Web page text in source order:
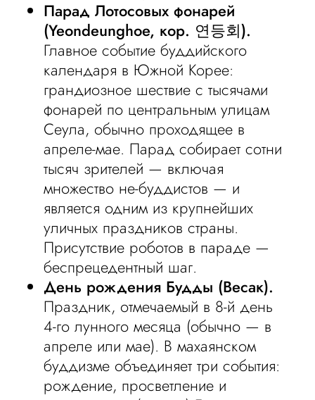
Парад Лотосовых фонарей
(Yeondeunghoe, кор. 연등회).
Главное событие буддийского
календаря в Южной Корее:
грандиозное шествие с тысячами
фонарей по центральным улицам
Сеула, обычно проходящее в
апреле-мае. Парад собирает сотни
тысяч зрителей — включая
множество не-буддистов — и
является одним из крупнейших
уличных праздников страны.
Присутствие роботов в параде —
беспрецедентный шаг.
День рождения Будды (Весак).
Праздник, отмечаемый в 8-й день
4-го лунного месяца (обычно — в
апреле или мае). В махаянском
буддизме объединяет три события:
рождение, просветление и